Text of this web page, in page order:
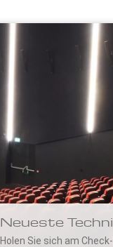
Neueste
Holen Sie sich am